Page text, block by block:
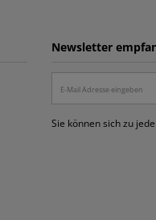
Newsletter
Sie können sich zu